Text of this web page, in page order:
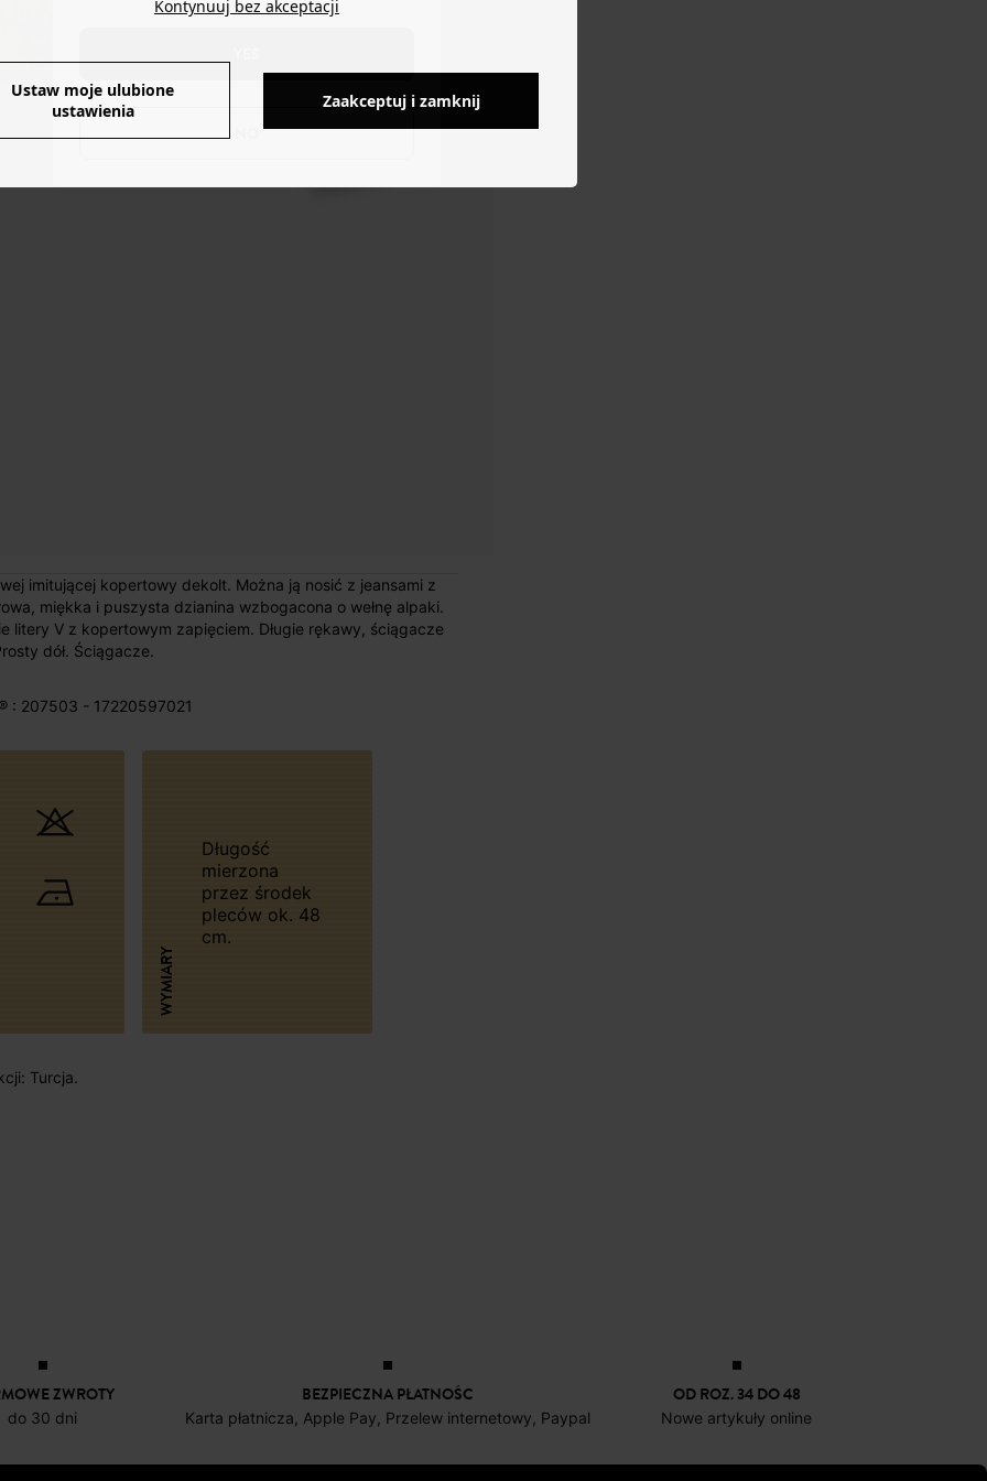
imitującej kopertowy dekolt. Można ją nosić z jeansami z
miękka i puszysta dzianina wzbogacona o wełnę alpaki.
litery V z kopertowym zapięciem. Długie rękawy, ściągacze
dół. Ściągacze.
: 207503 - 17220597021
WYMIARY
Długość
mierzona
przez środek
pleców ok. 48
cm.
Turcja.
ZWROTY
do 30 dni
BEZPIECZNA PŁATNOŚC
Karta płatnicza, Apple Pay, Przelew internetowy, Paypal
OD ROZ. 34 DO 48
Nowe artykuły online
Kontynuuj bez akceptacji
Ustaw moje ulubione
ustawienia
Zaakceptuj i zamknij